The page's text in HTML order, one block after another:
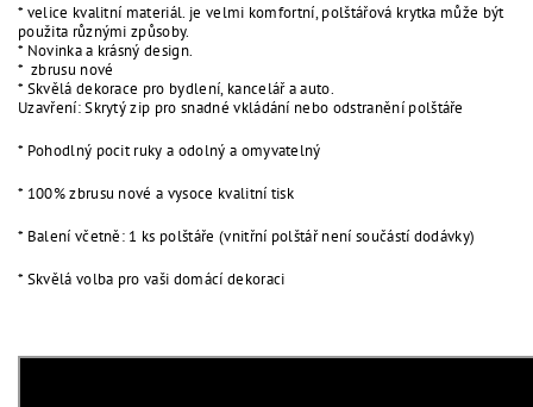
* velice kvalitní materiál. je velmi komfortní, polštářová krytka může být
použita různými způsoby.
* Novinka a krásný design.
* zbrusu nové
* Skvělá dekorace pro bydlení, kancelář a auto.
Uzavření: Skrytý zip pro snadné vkládání nebo odstranění polštáře
* Pohodlný pocit ruky a odolný a omyvatelný
* 100% zbrusu nové a vysoce kvalitní tisk
* Balení včetně: 1 ks polštáře (vnitřní polštář není součástí dodávky)
* Skvělá volba pro vaši domácí dekoraci